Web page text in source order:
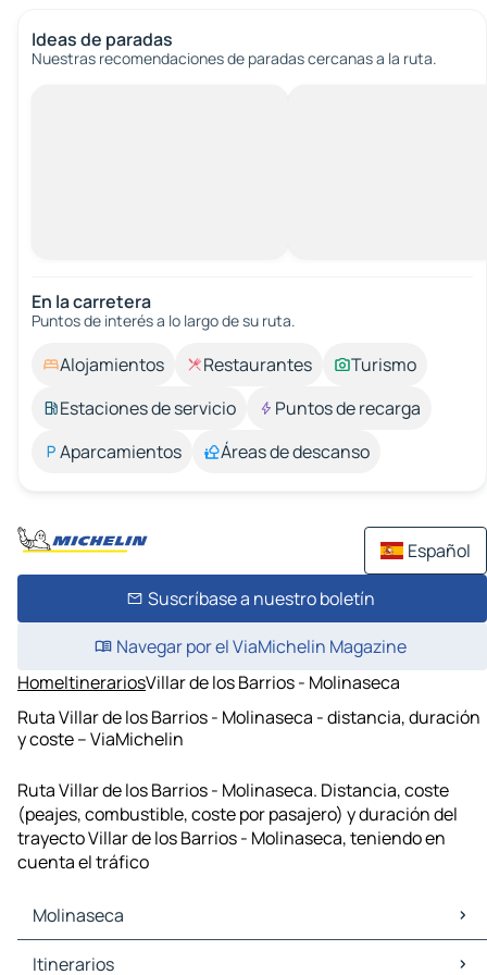
Ideas de paradas
Nuestras recomendaciones de paradas cercanas a la ruta.
En la carretera
Puntos de interés a lo largo de su ruta.
Alojamientos Restaurantes
Turismo
Estaciones de servicio
Puntos de recarga
Aparcamientos
Áreas de descanso
Español
Suscríbase a nuestro boletín
Navegar por el ViaMichelin Magazine
HomeItinerariosVillar de los Barrios - Molinaseca
Ruta Villar de los Barrios - Molinaseca - distancia, duración
y coste – ViaMichelin
Ruta Villar de los Barrios - Molinaseca. Distancia, coste
(peajes, combustible, coste por pasajero) y duración del
trayecto Villar de los Barrios - Molinaseca, teniendo en
cuenta el tráfico
Molinaseca
Molinaseca Mapas Planos
Itinerarios